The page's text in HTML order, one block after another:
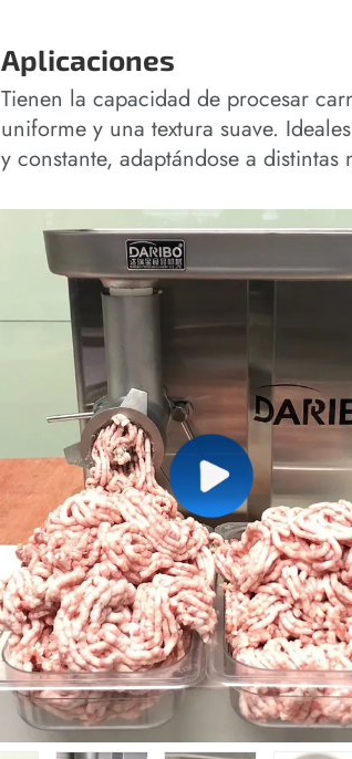
Aplicaciones
Tienen la capacidad de procesar
uniforme y una textura suave.
y constante, adaptándose a